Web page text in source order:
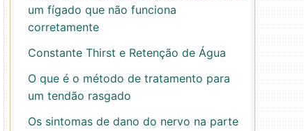
um fígado que não funciona
corretamente
Constante Thirst e Retenção de Água
O que é o método de tratamento para
um tendão rasgado
Os sintomas de dano do nervo na parte